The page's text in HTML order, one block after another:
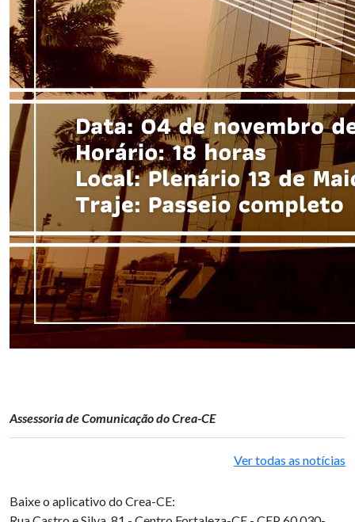
Assessoria de Comunicação do Crea-CE
Ver todas as notícias
Baixe o aplicativo do Crea-CE: